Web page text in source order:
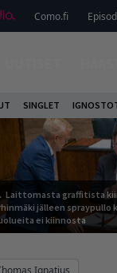
Como.fi
SINGLET
Laittomasta graffitista
jälleen spraypullo
ei kiinnosta
Ignatius